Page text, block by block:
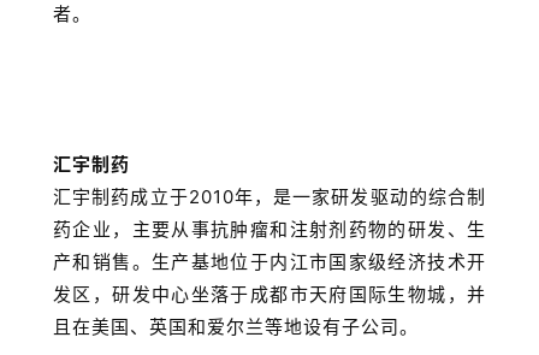
者。
汇宇制药
汇宇制药成立于2010年，是一家研发驱动的综合制
药企业，主要从事抗肿瘤和注射剂药物的研发、生
产和销售。生产基地位于内江市国家级经济技术开
发区，研发中心坐落于成都市天府国际生物城，并
且在美国、英国和爱尔兰等地设有子公司。